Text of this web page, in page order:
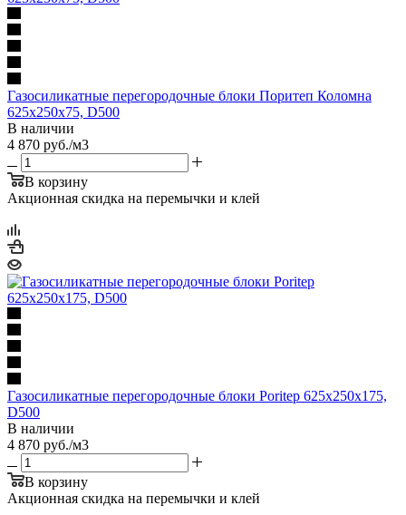
Газосиликатные перегородочные блоки Поритеп Коломна
625х250х75, D500
В наличии
4 870 руб./м3
В корзину
Акционная скидка на перемычки и клей
Газосиликатные перегородочные блоки Poritep 625х250х175,
D500
В наличии
4 870 руб./м3
В корзину
Акционная скидка на перемычки и клей